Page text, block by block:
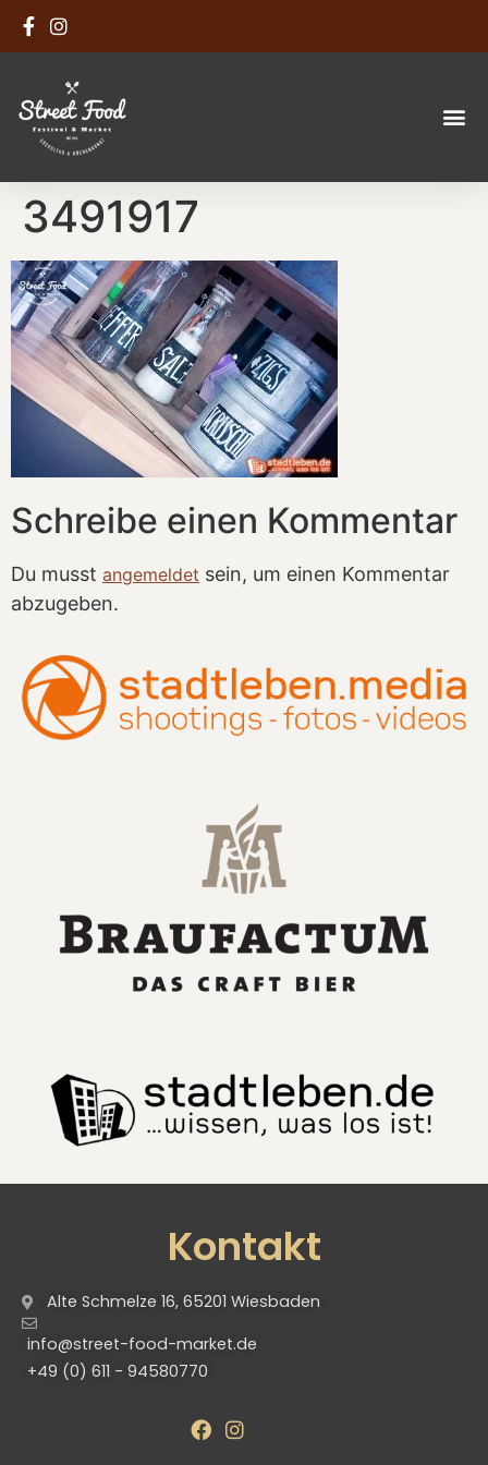
3491917
Schreibe einen Kommentar
Du musst angemeldet sein, um einen Kommentar
abzugeben.
Kontakt
Alte Schmelze 16, 65201 Wiesbaden
info@street-food-market.de
+49 (0) 611 - 94580770